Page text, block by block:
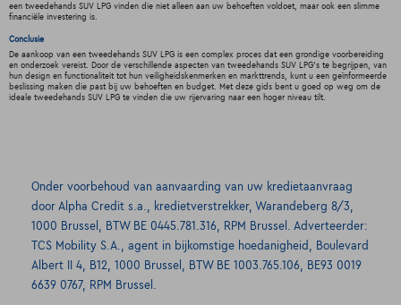
een tweedehands SUV LPG vinden die niet alleen aan uw behoeften voldoet, maar ook een slimme
financiële investering is.
Conclusie
De aankoop van een tweedehands SUV LPG is een complex proces dat een grondige voorbereiding
en onderzoek vereist. Door de verschillende aspecten van tweedehands SUV LPG's te begrijpen, van
hun design en functionaliteit tot hun veiligheidskenmerken en markttrends, kunt u een geïnformeerde
beslissing maken die past bij uw behoeften en budget. Met deze gids bent u goed op weg om de
ideale tweedehands SUV LPG te vinden die uw rijervaring naar een hoger niveau tilt.
Onder voorbehoud van aanvaarding van uw kredietaanvraag
door Alpha Credit s.a., kredietverstrekker, Warandeberg 8/3,
1000 Brussel, BTW BE 0445.781.316, RPM Brussel. Adverteerder:
TCS Mobility S.A., agent in bijkomstige hoedanigheid, Boulevard
Albert II 4, B12, 1000 Brussel, BTW BE 1003.765.106, BE93 0019
6639 0767, RPM Brussel.